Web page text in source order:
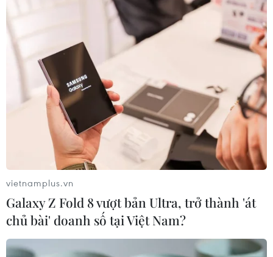
vietnamplus.vn
Galaxy Z Fold 8 vượt bản Ultra, trở thành 'át
chủ bài' doanh số tại Việt Nam?